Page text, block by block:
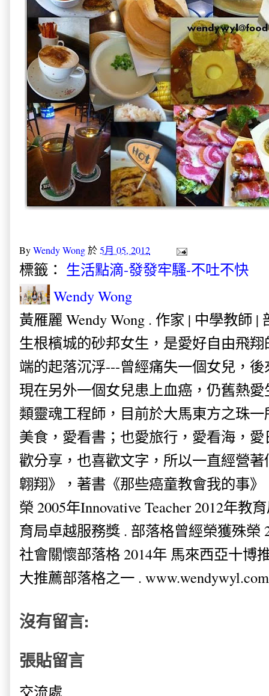
ByWendy Wong於5月 05, 2012
標籤： 生活點滴-發發牢騷-不吐不快
Wendy Wong
黃雁麗 Wendy Wong . 作家 | 中學教師 |
生根檳城的砂邦女生，是愛好自由飛
端的起落沉浮---曾經痛失一個女兒，
現在另外一個女兒患上血癌，仍舊熱
類靈魂工程師，目前於大馬東方之珠
美食，愛看書；也愛旅行，愛看海，
歡分享，也喜歡文字，所以一直經營
翺翔》，著書《那些癌童教會我的事
榮 2005年Innovative Teacher 2012年教
育局卓越服務獎 . 部落格曾經榮獲殊榮
社會關懷部落格 2014年 馬來西亞十博
大推薦部落格之一 . www.wendywyl.com
沒有留言:
張貼留言
交流處